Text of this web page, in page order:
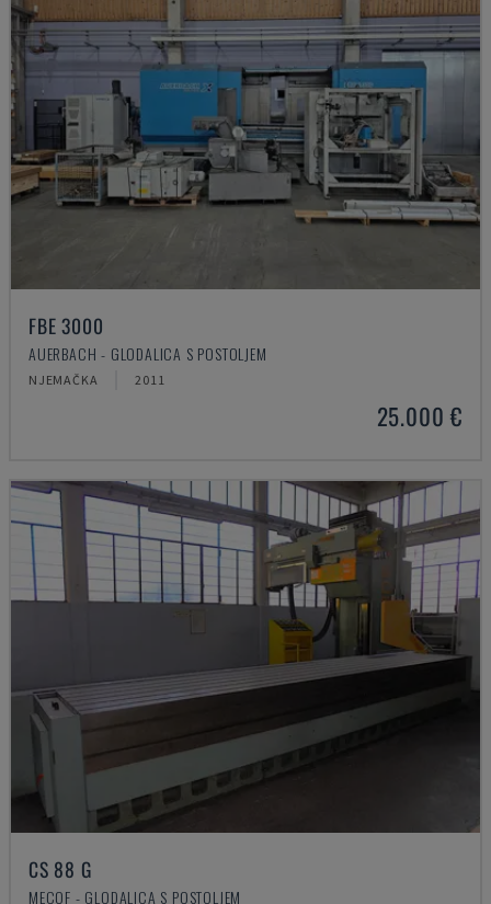
FBE 3000
AUERBACH - GLODALICA S POSTOLJEM
NJEMAČKA 2011
25.000 €
CS 88 G
MECOF - GLODALICA S POSTOLJEM